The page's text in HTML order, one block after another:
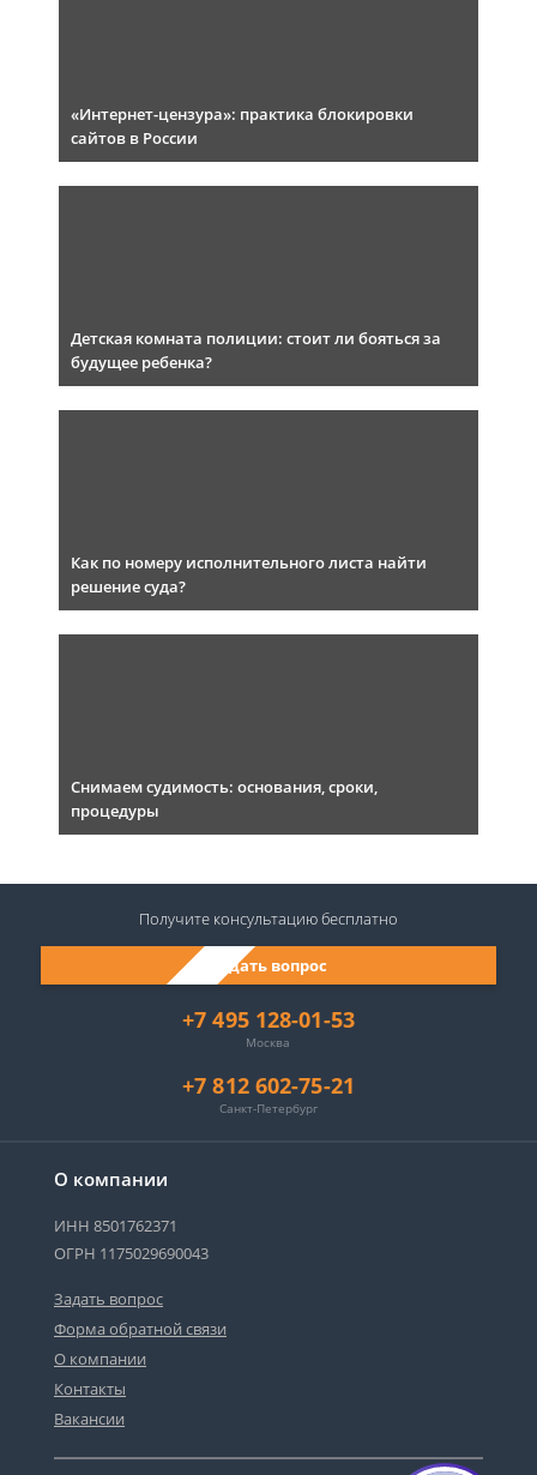
«Интернет-цензура»: практика блокировки
сайтов в России
Детская комната полиции: стоит ли бояться за
будущее ребенка?
Как по номеру исполнительного листа найти
решение суда?
Снимаем судимость: основания, сроки,
процедуры
О компании
ИНН 8501762371
ОГРН 1175029690043
Задать вопрос
Форма обратной связи
О компании
Контакты
Вакансии
+7 495 128-01-53
Москва
+7 812 602-75-21
Санкт-Петербург
Задать вопрос
Получите консультациюбесплатно